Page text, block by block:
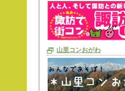
山里コンおがわ